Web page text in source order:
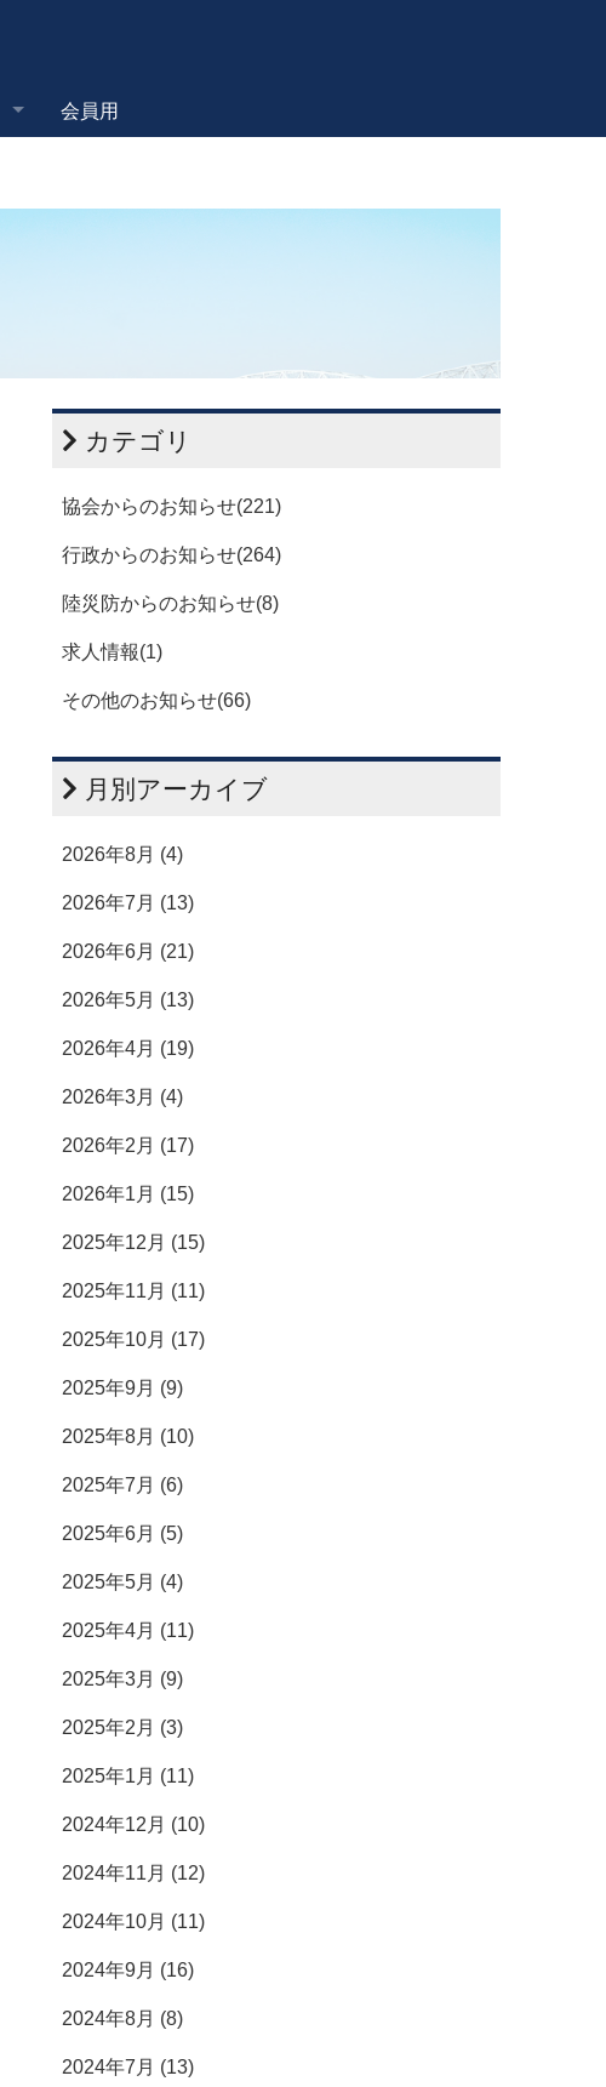
会員用
カテゴリ
協会からのお知らせ(221)
行政からのお知らせ(264)
陸災防からのお知らせ(8)
求人情報(1)
その他のお知らせ(66)
月別アーカイブ
2026年8月 (4)
2026年7月 (13)
2026年6月 (21)
2026年5月 (13)
2026年4月 (19)
2026年3月 (4)
2026年2月 (17)
2026年1月 (15)
2025年12月 (15)
2025年11月 (11)
2025年10月 (17)
2025年9月 (9)
2025年8月 (10)
2025年7月 (6)
2025年6月 (5)
2025年5月 (4)
2025年4月 (11)
2025年3月 (9)
2025年2月 (3)
2025年1月 (11)
2024年12月 (10)
2024年11月 (12)
2024年10月 (11)
2024年9月 (16)
2024年8月 (8)
2024年7月 (13)